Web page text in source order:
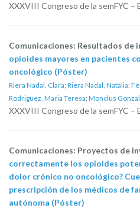
XXXVIII Congreso de la semFYC –
Comunicaciones: Resultados de
opioides mayores en pacientes
oncológico (Póster)
Riera Nadal, Clara; Riera Nadal, Natàlia;
Rodriguez, Maria Teresa; Monclus
XXXVIII Congreso de la semFYC –
Comunicaciones: Proyectos de
correctamente los opioides
dolor crónico no oncológico?
prescripción de los médicos de
autónoma (Póster)